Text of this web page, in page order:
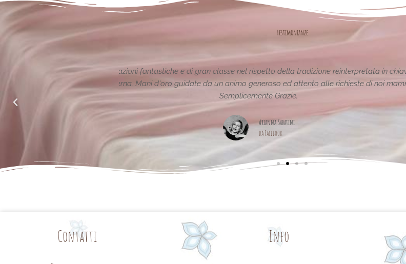
Testimonianze
reinterpretata in chiave
richieste di noi mamme.
Le creazioni sono fantastiche e uniche..raffinate eleganti....complimenti per
pagina,piena di idee!grazie
Maria Teresa Masela
da Facebook
Contatti Info